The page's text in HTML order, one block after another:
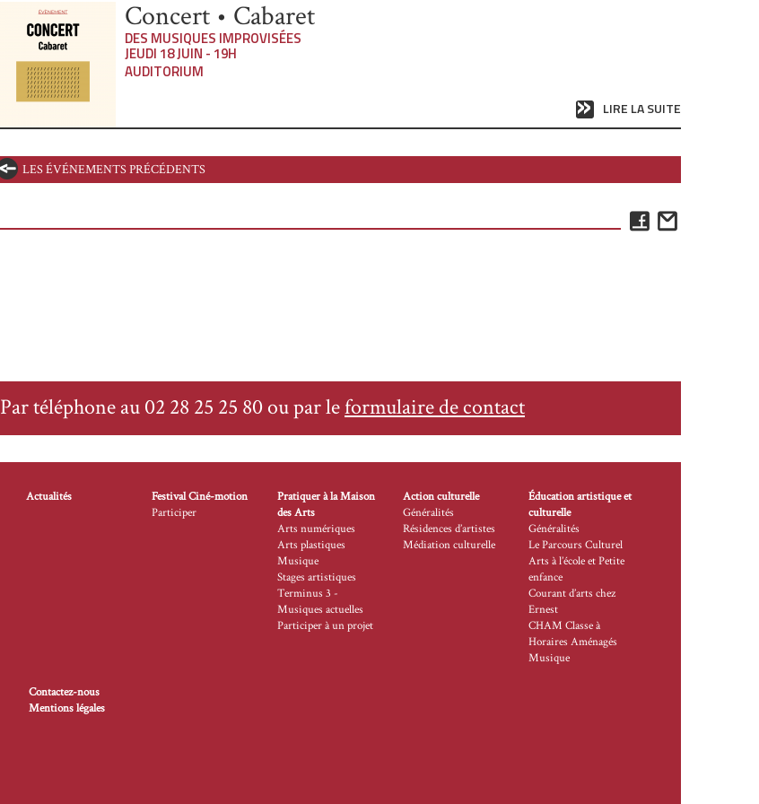
Concert • Cabaret
DES MUSIQUES IMPROVISÉES
JEUDI 18 JUIN - 19H
AUDITORIUM
LIRE LA SUITE
LES ÉVÉNEMENTS PRÉCÉDENTS
Facebook
Par téléphone au 02 28 25 25 80 ou par leformulaire de contact
Actualités
Festival Ciné-motion
Participer
Pratiquer à la Maison
des Arts
Arts numériques
Arts plastiques
Musique
Stages artistiques
Terminus 3 -
Musiques actuelles
Participer à un projet
Action culturelle
Généralités
Résidences d’artistes
Médiation culturelle
Éducation artistique et
culturelle
Généralités
Le Parcours Culturel
Arts à l’école et Petite
enfance
Courant d’arts chez
Ernest
CHAM Classe à
Horaires Aménagés
Musique
Contactez-nous
Mentions légales